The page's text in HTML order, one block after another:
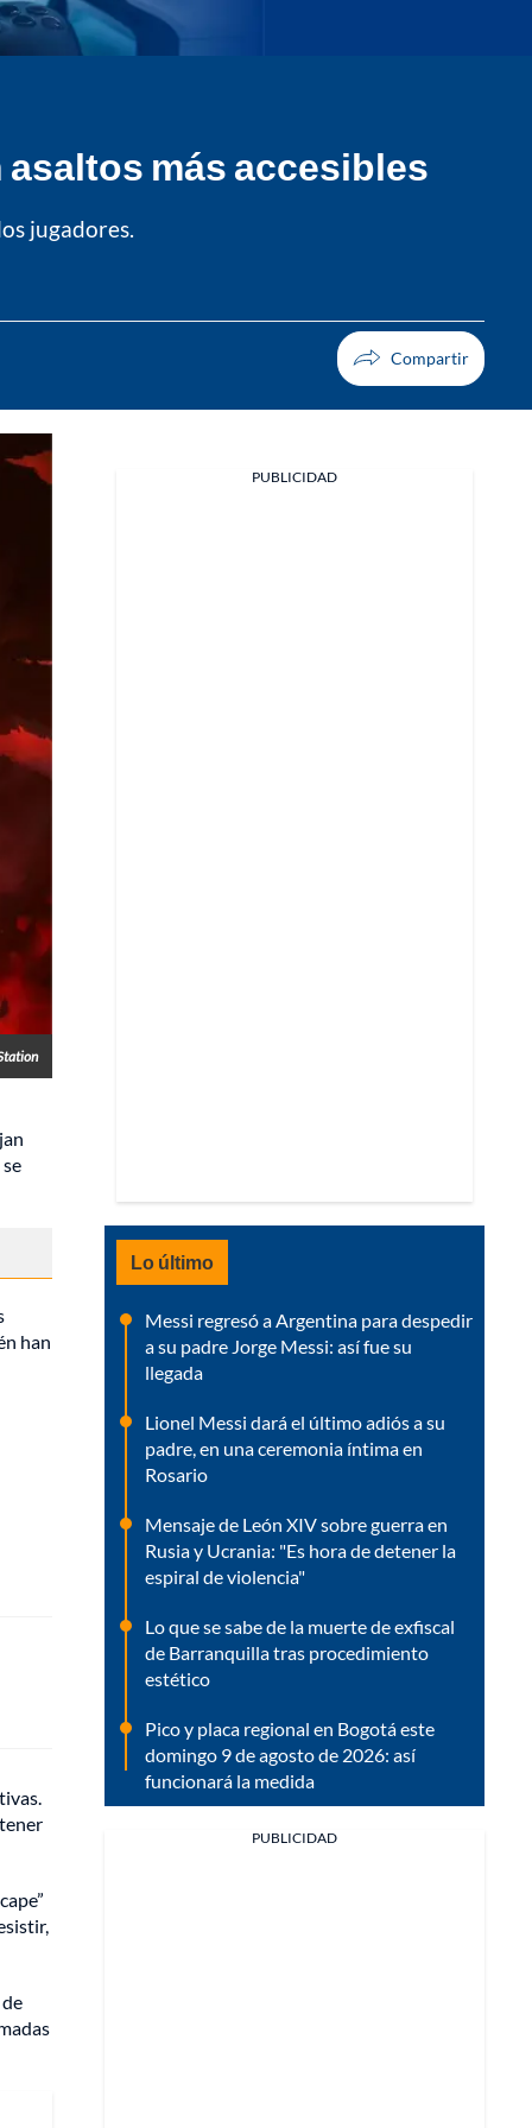
más accesibles
jugadores.
han
PUBLICIDAD
Lo último
Messi regresó a Argentina para despedir
a su padre Jorge Messi: así fue su
llegada
Lionel Messi dará el último adiós a su
padre, en una ceremonia íntima en
Rosario
Mensaje de León XIV sobre guerra en
Rusia y Ucrania: "Es hora de detener la
espiral de violencia"
Lo que se sabe de la muerte de exfiscal
de Barranquilla tras procedimiento
estético
Pico y placa regional en Bogotá este
domingo 9 de agosto de 2026: así
funcionará la medida
PUBLICIDAD